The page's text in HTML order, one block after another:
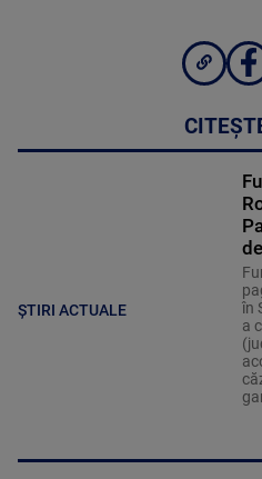
ȘTIRI ACTUALE
în
a